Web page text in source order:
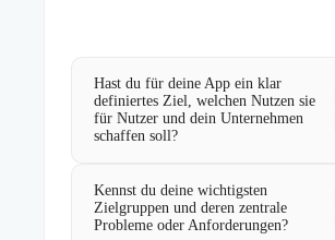
Hast du für deine App ein klar
definiertes Ziel, welchen Nutzen sie
für Nutzer und dein Unternehmen
schaffen soll?
Kennst du deine wichtigsten
Zielgruppen und deren zentrale
Probleme oder Anforderungen?